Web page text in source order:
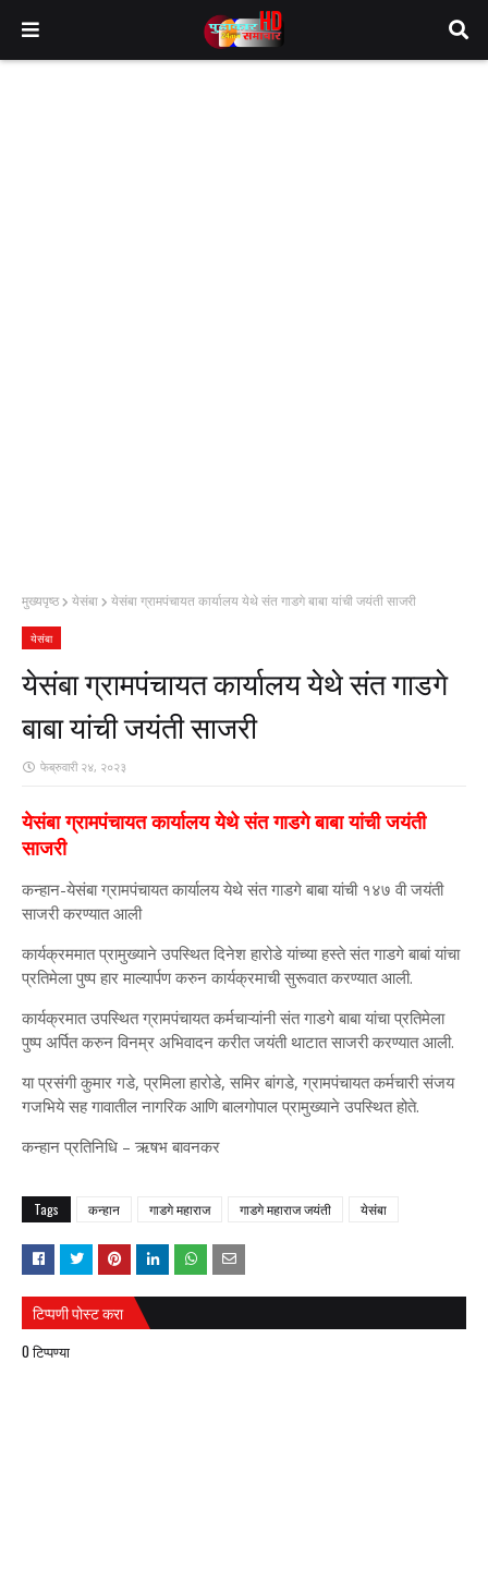
मुख्यपृष्ठ येसंबा येसंबा ग्रामपंचायत कार्यालय येथे संत गाडगे बाबा यांची जयंती साजरी
येसंबा
येसंबा ग्रामपंचायत कार्यालय येथे संत गाडगे
बाबा यांची जयंती साजरी
फेब्रुवारी २४, २०२३
येसंबा ग्रामपंचायत कार्यालय येथे संत गाडगे बाबा यांची जयंती
साजरी
कन्हान-येसंबा ग्रामपंचायत कार्यालय येथे संत गाडगे बाबा यांची १४७ वी जयंती
साजरी करण्यात आली
कार्यक्रममात प्रामुख्याने उपस्थित दिनेश हारोडे यांच्या हस्ते संत गाडगे बाबां यांचा
प्रतिमेला पुष्प हार माल्यार्पण करुन कार्यक्रमाची सुरूवात करण्यात आली.
कार्यक्रमात उपस्थित ग्रामपंचायत कर्मचाऱ्यांनी संत गाडगे बाबा यांचा प्रतिमेला
पुष्प अर्पित करुन विनम्र अभिवादन करीत जयंती थाटात साजरी करण्यात आली.
या प्रसंगी कुमार गडे, प्रमिला हारोडे, समिर बांगडे, ग्रामपंचायत कर्मचारी संजय
गजभिये सह गावातील नागरिक आणि बालगोपाल प्रामुख्याने उपस्थित होते.
कन्हान प्रतिनिधि – ऋषभ बावनकर
Tags कन्हान गाडगे महाराज गाडगे महाराज जयंती येसंबा
टिप्पणी पोस्ट करा
0 टिप्पण्या